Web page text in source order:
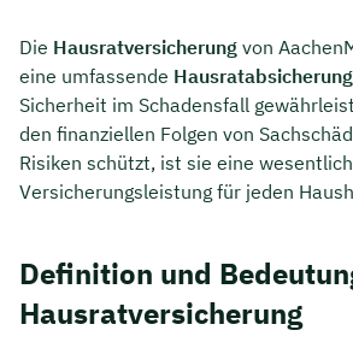
Die Hausratversicherung von
eine umfassende Hausratabsicherung
Sicherheit im Schadensfall
den finanziellen Folgen von
Risiken schützt, ist sie eine
Versicherungsleistung für jeden
Definition und
Hausratversicherung